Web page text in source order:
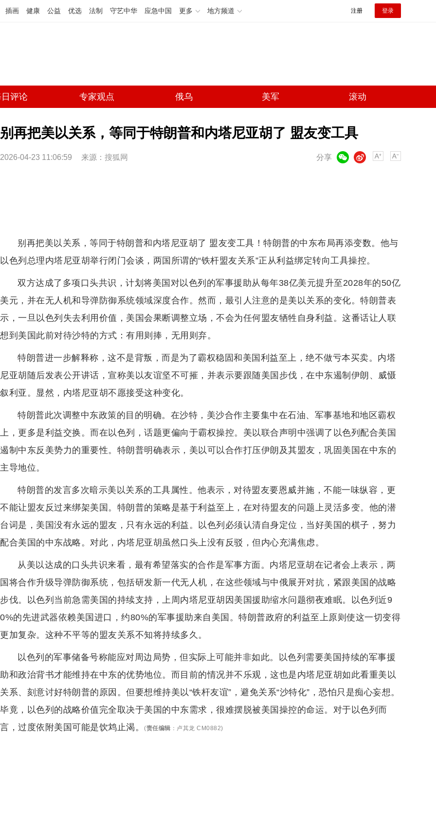
插画 健康 公益 优选 法制 守艺中华 应急中国 更多 地方频道 注册 登录
评论 专家观点 俄乌 美军 滚动
别再把美以关系，等同于特朗普和内塔尼亚胡了 盟友变工具
2026-04-23 11:06:59 来源： 搜狐网 分享
微博
别再把美以关系，等同于特朗普和内塔尼亚胡了 盟友变工具！特朗普的中东布局再添变数。他与
以色列总理内塔尼亚胡举行闭门会谈，两国所谓的“铁杆盟友关系”正从利益绑定转向工具操控。
双方达成了多项口头共识，计划将美国对以色列的军事援助从每年38亿美元提升至2028年的50亿
美元，并在无人机和导弹防御系统领域深度合作。然而，最引人注意的是美以关系的变化。特朗普表
示，一旦以色列失去利用价值，美国会果断调整立场，不会为任何盟友牺牲自身利益。这番话让人联
想到美国此前对待沙特的方式：有用则捧，无用则弃。
特朗普进一步解释称，这不是背叛，而是为了霸权稳固和美国利益至上，绝不做亏本买卖。内塔
尼亚胡随后发表公开讲话，宣称美以友谊坚不可摧，并表示要跟随美国步伐，在中东遏制伊朗、威慑
叙利亚。显然，内塔尼亚胡不愿接受这种变化。
特朗普此次调整中东政策的目的明确。在沙特，美沙合作主要集中在石油、军事基地和地区霸权
上，更多是利益交换。而在以色列，话题更偏向于霸权操控。美以联合声明中强调了以色列配合美国
遏制中东反美势力的重要性。特朗普明确表示，美以可以合作打压伊朗及其盟友，巩固美国在中东的
主导地位。
特朗普的发言多次暗示美以关系的工具属性。他表示，对待盟友要恩威并施，不能一味纵容，更
不能让盟友反过来绑架美国。特朗普的策略是基于利益至上，在对待盟友的问题上灵活多变。他的潜
台词是，美国没有永远的盟友，只有永远的利益。以色列必须认清自身定位，当好美国的棋子，努力
配合美国的中东战略。对此，内塔尼亚胡虽然口头上没有反驳，但内心充满焦虑。
从美以达成的口头共识来看，最有希望落实的合作是军事方面。内塔尼亚胡在记者会上表示，两
国将合作升级导弹防御系统，包括研发新一代无人机，在这些领域与中俄展开对抗，紧跟美国的战略
步伐。以色列当前急需美国的持续支持，上周内塔尼亚胡因美国援助缩水问题彻夜难眠。以色列近9
0%的先进武器依赖美国进口，约80%的军事援助来自美国。特朗普政府的利益至上原则使这一切变得
更加复杂。这种不平等的盟友关系不知将持续多久。
以色列的军事储备号称能应对周边局势，但实际上可能并非如此。以色列需要美国持续的军事援
助和政治背书才能维持在中东的优势地位。而目前的情况并不乐观，这也是内塔尼亚胡如此看重美以
关系、刻意讨好特朗普的原因。但要想维持美以“铁杆友谊”，避免关系“沙特化”，恐怕只是痴心妄想。
毕竟，以色列的战略价值完全取决于美国的中东需求，很难摆脱被美国操控的命运。对于以色列而
言，过度依附美国可能是饮鸩止渴。
(责任编辑 ： 卢其龙 CM0882)